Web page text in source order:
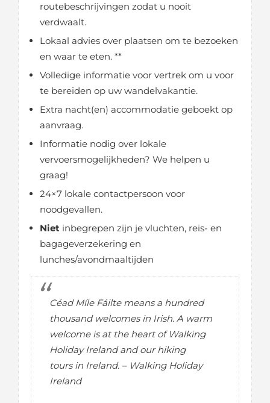
routebeschrijvingen zodat u nooit
verdwaalt.
Lokaal advies over plaatsen om te bezoeken
en waar te eten. **
Volledige informatie voor vertrek om u voor
te bereiden op uw wandelvakantie.
Extra nacht(en) accommodatie geboekt op
aanvraag.
Informatie nodig over lokale
vervoersmogelijkheden? We helpen u
graag!
24×7 lokale contactpersoon voor
noodgevallen.
Niet inbegrepen zijn je vluchten, reis- en
bagageverzekering en
lunches/avondmaaltijden
Céad Míle Fáilte means a hundred
thousand welcomes in Irish. A warm
welcome is at the heart of Walking
Holiday Ireland and our hiking
tours in Ireland. – Walking Holiday
Ireland